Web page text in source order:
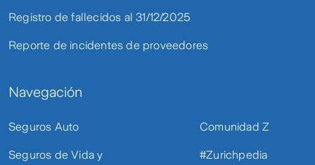
Registro de fallecidos al 31/12/2025
Reporte de incidentes de proveedores
Navegación
Seguros Auto
Seguros de Vida y
Comunidad Z
#Zurichpedia